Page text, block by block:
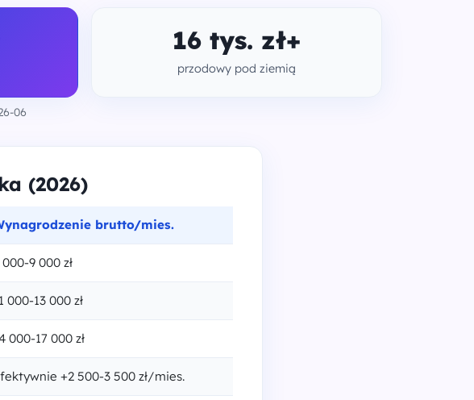
16 tys. zł+
przodowy pod ziemią
06
(2026)
brutto/mies.
000-9 000 zł
000-13 000 zł
000-17 000 zł
+2 500-3 500 zł/mies.